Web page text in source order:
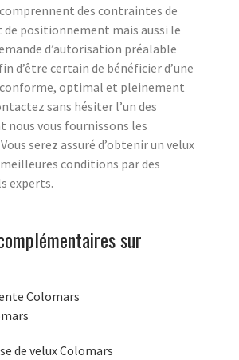
des contraintes de
de positionnement mais aussi le
d’autorisation préalable
d’être certain de bénéficier d’une
conforme, optimal et pleinement
sans hésiter l’un des
nous vous fournissons les
serez assuré d’obtenir un velux
conditions par des
experts.
sur
Colomars
de velux Colomars